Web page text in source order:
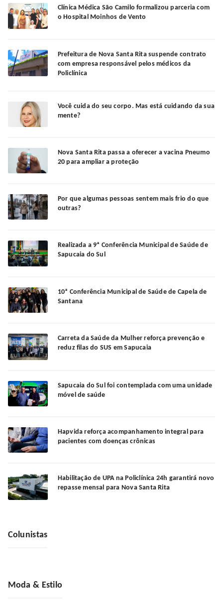
Clínica Médica São Camilo formalizou parceria com
o Hospital Moinhos de Vento
Prefeitura de Nova Santa Rita suspende contrato
com empresa responsável pelos médicos da
Policlínica
Você cuida do seu corpo. Mas está cuidando da sua
mente?
Nova Santa Rita passa a oferecer a vacina Pneumo
20 para ampliar a proteção
Por que algumas pessoas sentem mais frio do que
outras?
Realizada a 9ª Conferência Municipal de Saúde de
Sapucaia do Sul
10ª Conferência Municipal de Saúde de Capela de
Santana
Carreta da Saúde da Mulher reforça prevenção e
reduz filas do SUS em Sapucaia
Sapucaia do Sul foi contemplada com uma unidade
móvel de saúde
Hapvida reforça acompanhamento integral para
pacientes com doenças crônicas
Habilitação de UPA na Policlínica 24h garantirá novo
repasse mensal para Nova Santa Rita
Colunistas
Moda & Estilo